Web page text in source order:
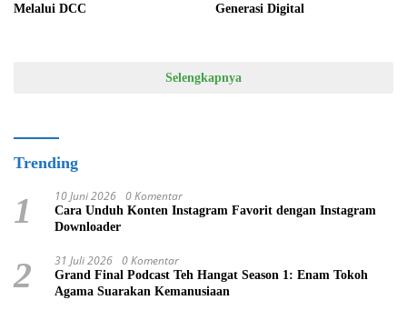
Melalui DCC
Generasi Digital
Selengkapnya
Trending
1 10 Juni 2026 0 Komentar
Cara Unduh Konten Instagram Favorit dengan Instagram
Downloader
2 31 Juli 2026 0 Komentar
Grand Final Podcast Teh Hangat Season 1: Enam Tokoh
Agama Suarakan Kemanusiaan